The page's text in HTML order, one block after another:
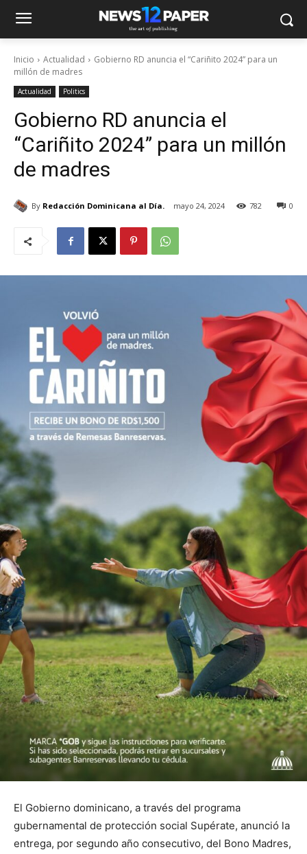
Inicio Actualidad
Gobierno RD anuncia el “Cariñito 2024” para un
millón de madres
Actualidad Politics
Gobierno RD anuncia el
“Cariñito 2024” para un millón
de madres
By Redacción Dominicana al Día. mayo 24, 2024 0
782
El Gobierno dominicano, a través del programa
gubernamental de protección social Supérate, anunció la
entrega, por segundo año consecutivo, del Bono Madres,